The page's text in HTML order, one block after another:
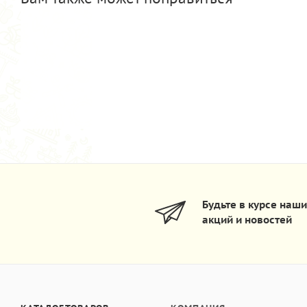
Будьте в курсе
акций и новостей